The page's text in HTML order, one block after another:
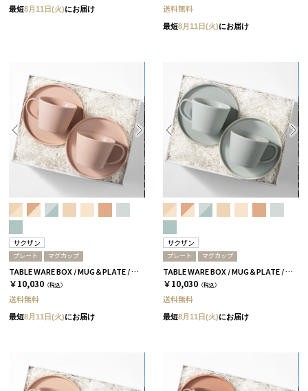
最短8月11日(火)にお届け 送料無料
最短8月11日(火)にお届け
サクザン
プレート マグカップ
TABLE WARE BOX / MUG＆PLATE / コーラルベージュ［サクザン×HYACCA］
￥10,030 （税込）
送料無料
最短8月11日(火)にお届け
サクザン
プレート マグカップ
TABLE WARE BOX / MUG＆PLATE / スカイブルー［サクザン×HYACCA］
￥10,030 （税込）
送料無料
最短8月11日(火)にお届け